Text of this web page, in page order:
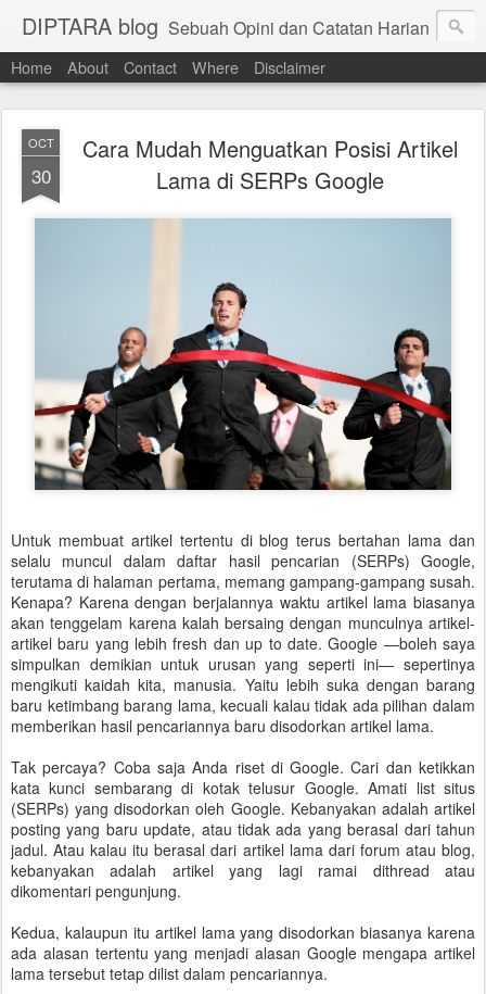
DIPTARA blog Sebuah Opini dan Catatan Harian
Home About Contact Where Disclaimer
OCT
30
Cara Mudah Menguatkan Posisi Artikel
Lama di SERPs Google
Untuk membuat artikel tertentu di blog terus bertahan lama dan
selalu muncul dalam daftar hasil pencarian (SERPs) Google,
terutama di halaman pertama, memang gampang-gampang susah.
Kenapa? Karena dengan berjalannya waktu artikel lama biasanya
akan tenggelam karena kalah bersaing dengan munculnya artikel-
artikel baru yang lebih fresh dan up to date. Google —boleh saya
simpulkan demikian untuk urusan yang seperti ini— sepertinya
mengikuti kaidah kita, manusia. Yaitu lebih suka dengan barang
baru ketimbang barang lama, kecuali kalau tidak ada pilihan dalam
memberikan hasil pencariannya baru disodorkan artikel lama.
Tak percaya? Coba saja Anda riset di Google. Cari dan ketikkan
kata kunci sembarang di kotak telusur Google. Amati list situs
(SERPs) yang disodorkan oleh Google. Kebanyakan adalah artikel
posting yang baru update, atau tidak ada yang berasal dari tahun
jadul. Atau kalau itu berasal dari artikel lama dari forum atau blog,
kebanyakan adalah artikel yang lagi ramai dithread atau
dikomentari pengunjung.
Kedua, kalaupun itu artikel lama yang disodorkan biasanya karena
ada alasan tertentu yang menjadi alasan Google mengapa artikel
lama tersebut tetap dilist dalam pencariannya.